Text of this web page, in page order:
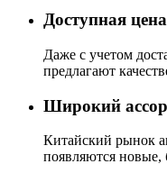
Доступная цена
Даже с учетом
предлагают
Широкий
Китайский рынок
появляются новые,